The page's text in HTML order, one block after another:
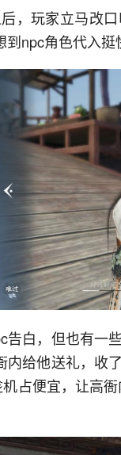
，玩家立马改
npc角色代入挺
告白，但也有一
给他送礼，收
占便宜，让高